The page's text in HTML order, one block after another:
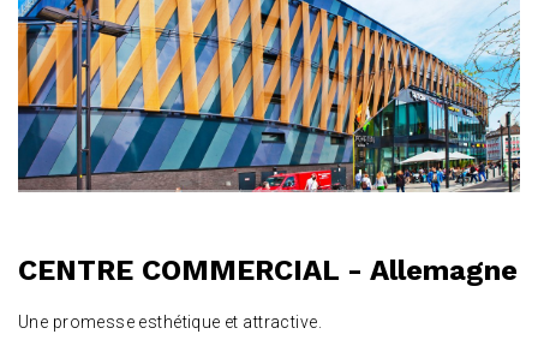
CENTRE COMMERCIAL - Allemagne
Une promesse esthétique et attractive.